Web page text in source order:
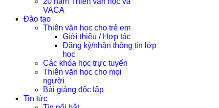
VACA
Đào tạo
Thiên văn học cho trẻ em
Giới thiệu / Hợp tác
Đăng ký/nhận thông tin lớp
học
Các khóa học trực tuyến
Thiên văn học cho mọi
người
Bài giảng độc lập
Tin tức